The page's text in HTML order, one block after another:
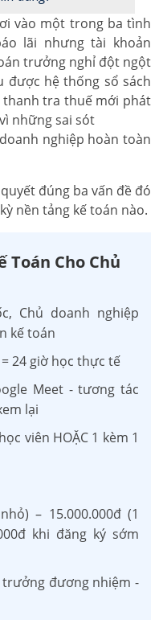
vào một trong ba tình
lãi nhưng tài khoản
trưởng nghỉ đột ngột
được hệ thống sổ sách
tra thuế mới phát
những sai sót
nghiệp hoàn toàn
đúng ba vấn đề đó
nền tảng kế toán nào.
Toán Cho Chủ
Chủ doanh nghiệp
kế toán
24 giờ học thực tế
Meet - tương tác
lại
viên HOẶC 1 kèm 1
– 15.000.000đ (1
khi đăng ký sớm
trưởng đương nhiệm -